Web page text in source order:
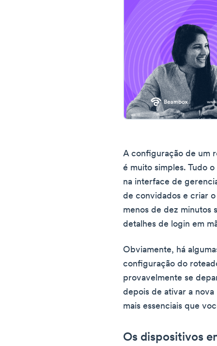
A configuração de um
é muito simples. Tudo
na interface de
de convidados e criar
menos de dez minutos
detalhes de login em
Obviamente, há
configuração do
provavelmente se
depois de ativar a
mais essenciais que
Os dispositivos